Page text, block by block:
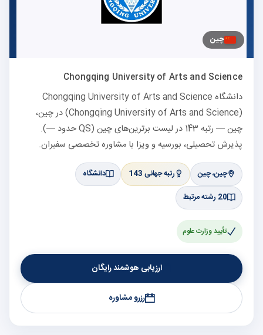
Chongqing University of Arts and Science
دانشگاه Chongqing University of Arts and Science
(Chongqing University of Arts and Science) در چین،
چین — رتبه 143 در لیست برترین‌های چین (QS حدود —).
پذیرش تحصیلی، بورسیه و ویزا با مشاوره تخصصی سفیران.
چین، چین رتبه جهانی 143
دانشگاه
20 رشته مرتبط
تأیید وزارت علوم
ارزیابی هوشمند رایگان
رزرو مشاوره
چین